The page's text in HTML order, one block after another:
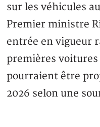
sur les véhicules
Premier ministre
entrée en vigueur
premières
pourraient être
2026 selon une